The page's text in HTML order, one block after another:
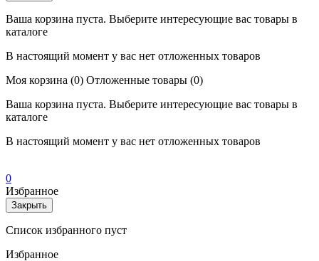
Ваша корзина пуста. Выберите интересующие вас товары в
каталоге
В настоящий момент у вас нет отложенных товаров
Моя корзина (0) Отложенные товары (0)
Ваша корзина пуста. Выберите интересующие вас товары в
каталоге
В настоящий момент у вас нет отложенных товаров
0
Избранное
Закрыть
Список избранного пуст
Избранное